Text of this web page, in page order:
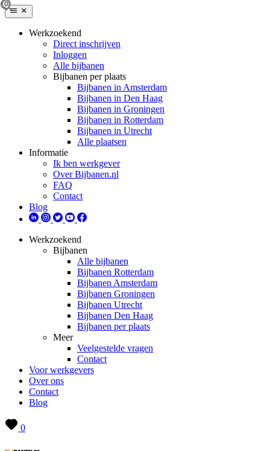
Werkzoekend
Direct inschrijven
Inloggen
Alle bijbanen
Bijbanen per plaats
Bijbanen in Amsterdam
Bijbanen in Den Haag
Bijbanen in Groningen
Bijbanen in Rotterdam
Bijbanen in Utrecht
Alle plaatsen
Informatie
Ik ben werkgever
Over Bijbanen.nl
FAQ
Contact
Blog
Werkzoekend
Bijbanen
Alle bijbanen
Bijbanen Rotterdam
Bijbanen Amsterdam
Bijbanen Groningen
Bijbanen Utrecht
Bijbanen Den Haag
Bijbanen per plaats
Meer
Veelgestelde vragen
Contact
Voor werkgevers
Over ons
Contact
Blog
0